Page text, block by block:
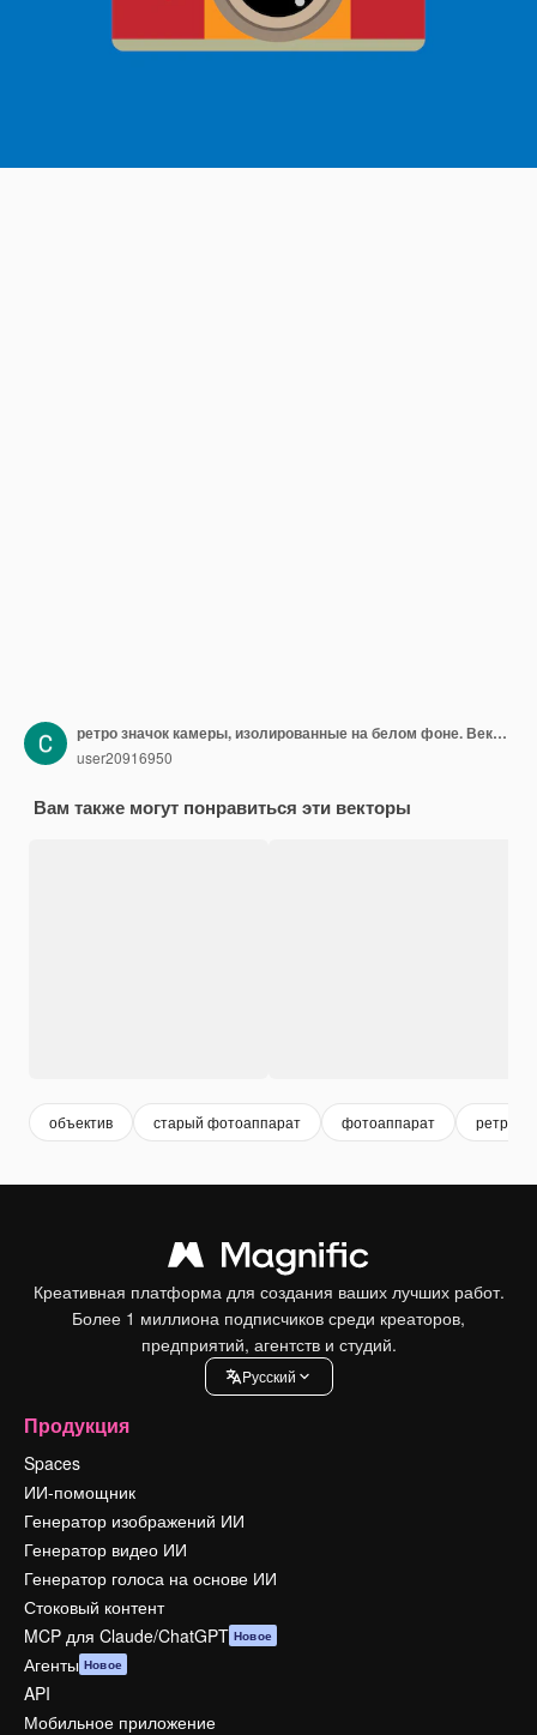
ретро значок камеры, изолированные на белом фоне. Векторная иллюстрация. Эпизод 10
user20916950
Вам также могут понравиться эти векторы
объектив старый фотоаппарат фотоаппарат ретро
Креативная платформа для создания ваших лучших работ.
Более 1 миллиона подписчиков среди креаторов,
предприятий, агентств и студий.
Pусский
Продукция
Spaces
ИИ-помощник
Генератор изображений ИИ
Генератор видео ИИ
Генератор голоса на основе ИИ
Стоковый контент
MCP для Claude/ChatGPT Новое
Агенты Новое
API
Мобильное приложение